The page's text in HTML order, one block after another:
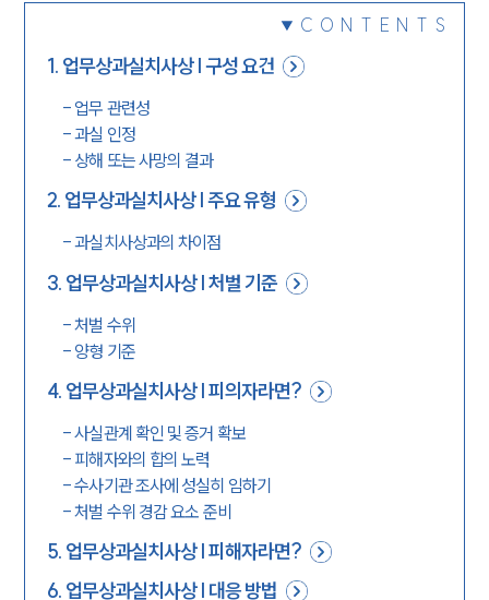
CONTENTS
1. 업무상과실치사상 | 구성 요건
- 업무 관련성
-과실 인정
- 상해 또는 사망의 결과
2. 업무상과실치사상 | 주요 유형
-과실치사상과의 차이점
3. 업무상과실치사상 | 처벌 기준
-처벌 수위
- 양형 기준
4. 업무상과실치사상 | 피의자라면?
-사실관계 확인 및 증거 확보
- 피해자와의 합의 노력
-수사기관 조사에 성실히 임하기
-처벌 수위 경감 요소 준비
5. 업무상과실치사상 | 피해자라면?
6. 업무상과실치사상 | 대응 방법